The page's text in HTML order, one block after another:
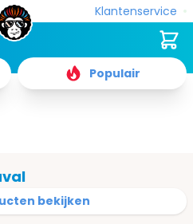
Klantenservice
Zoek
Populair
Cart
bekijken